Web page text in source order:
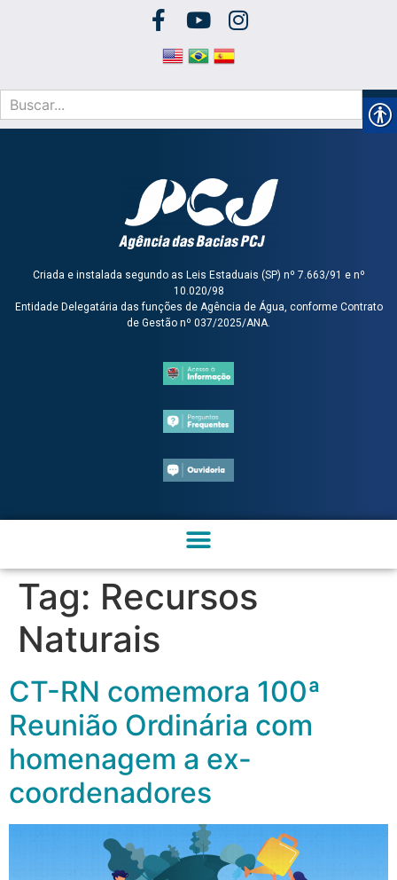
Criada e instalada segundo as Leis Estaduais (SP) nº 7.663/91 e nº
10.020/98
Entidade Delegatária das funções de Agência de Água, conforme Contrato
de Gestão nº 037/2025/ANA.
Tag: Recursos
Naturais
CT-RN comemora 100ª
Reunião Ordinária com
homenagem a ex-
coordenadores